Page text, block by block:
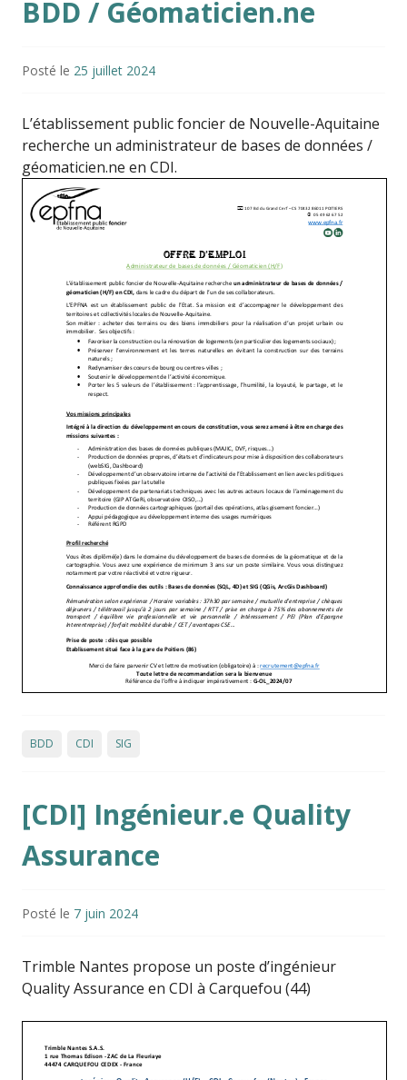
BDD / Géomaticien.ne
Posté le 25 juillet 2024
L’établissement public foncier de Nouvelle-Aquitaine
recherche un administrateur de bases de données /
géomaticien.ne en CDI.
BDD CDI SIG
[CDI] Ingénieur.e Quality
Assurance
Posté le 7 juin 2024
Trimble Nantes propose un poste d’ingénieur
Quality Assurance en CDI à Carquefou (44)